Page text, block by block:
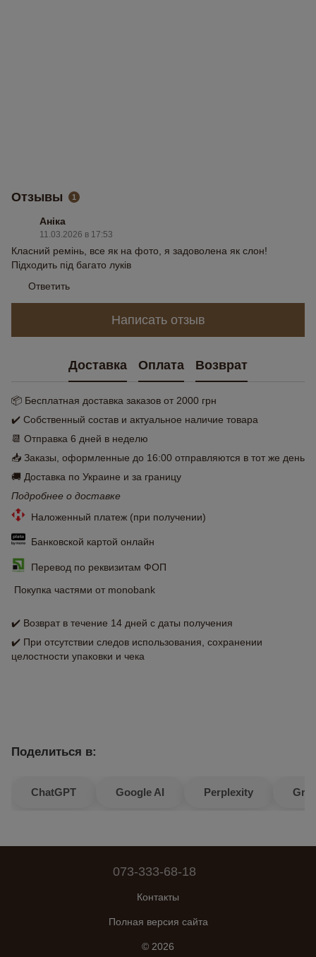
Отзывы 1
Аніка
11.03.2026 в 17:53
Класний ремінь, все як на фото, я задоволена як слон!
Підходить під багато луків
Ответить
Написать отзыв
Доставка Оплата Возврат
📦 Бесплатная доставка заказов от 2000 грн
✔️ Собственный состав и актуальное наличие товара
📆 Отправка 6 дней в неделю
📥 Заказы, оформленные до 16:00 отправляются в тот же день
🚚 Доставка по Украине и за границу
Подробнее о доставке
Наложенный платеж (при получении)
Банковской картой онлайн
Перевод по реквизитам ФОП
Покупка частями от monobank
✔️ Возврат в течение 14 дней с даты получения
✔️ При отсутствии следов использования, сохранении
целостности упаковки и чека
Поделиться в:
ChatGPT Google AI Perplexity
073-333-68-18
Контакты
Полная версия сайта
© 2026